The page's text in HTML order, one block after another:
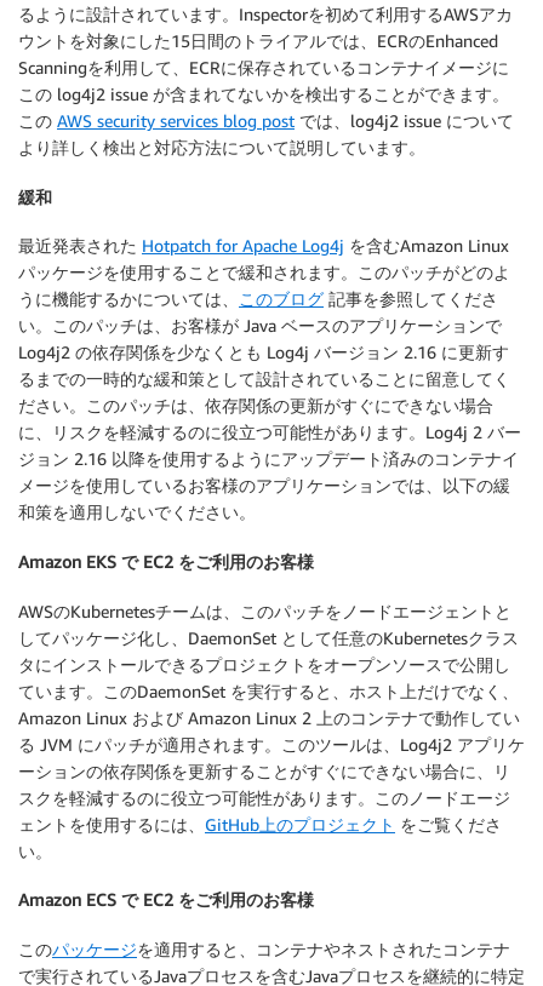
るように設計されています。Inspectorを初めて利用するAWSアカ
ウントを対象にした15日間のトライアルでは、ECRのEnhanced
Scanningを利用して、ECRに保存されているコンテナイメージに
この log4j2 issue が含まれてないかを検出することができます。
この AWS security services blog post では、log4j2 issue について
より詳しく検出と対応方法について説明しています。
緩和
最近発表された Hotpatch for Apache Log4j を含むAmazon Linux
パッケージを使用することで緩和されます。このパッチがどのよ
うに機能するかについては、 このブログ 記事を参照してくださ
い。このパッチは、お客様が Java ベースのアプリケーションで
Log4j2 の依存関係を少なくとも Log4j バージョン 2.16 に更新す
るまでの一時的な緩和策として設計されていることに留意してく
ださい。このパッチは、依存関係の更新がすぐにできない場合
に、リスクを軽減するのに役立つ可能性があります。Log4j 2 バー
ジョン 2.16 以降を使用するようにアップデート済みのコンテナイ
メージを使用しているお客様のアプリケーションでは、以下の緩
和策を適用しないでください。
Amazon EKS で EC2 をご利用のお客様
AWSのKubernetesチームは、このパッチをノードエージェントと
してパッケージ化し、DaemonSet として任意のKubernetesクラス
タにインストールできるプロジェクトをオープンソースで公開し
ています。このDaemonSet を実行すると、ホスト上だけでなく、
Amazon Linux および Amazon Linux 2 上のコンテナで動作してい
る JVM にパッチが適用されます。このツールは、Log4j2 アプリケ
ーションの依存関係を更新することがすぐにできない場合に、リ
スクを軽減するのに役立つ可能性があります。このノードエージ
ェントを使用するには、 GitHub上のプロジェクト をご覧くださ
い。
Amazon ECS で EC2 をご利用のお客様
このパッケージを適用すると、コンテナやネストされたコンテナ
で実行されているJavaプロセスを含むJavaプロセスを継続的に特定